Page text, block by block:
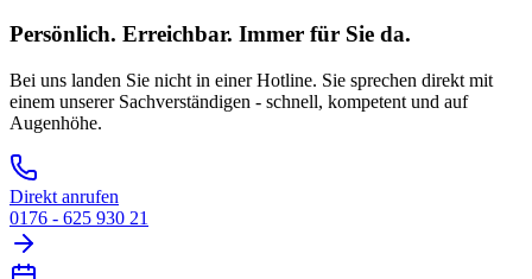
Persönlich. Erreichbar. Immer für Sie da.
Bei uns landen Sie nicht in einer Hotline. Sie sprechen direkt mit
einem unserer Sachverständigen - schnell, kompetent und auf
Augenhöhe.
Direkt anrufen
0176 - 625 930 21